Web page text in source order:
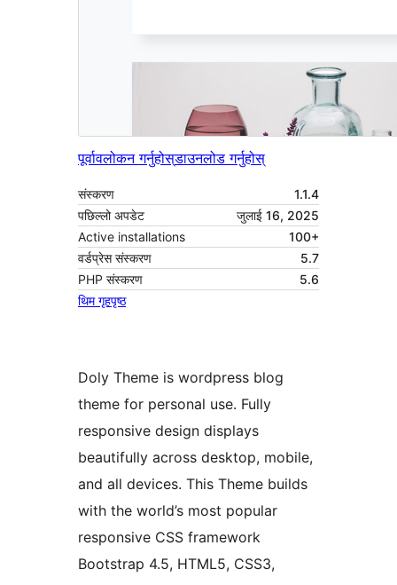
पूर्वावलोकन गर्नुहोस्डाउनलोड गर्नुहोस्
संस्करण
1.1.4
पछिल्लो अपडेट
जुलाई 16, 2025
Active installations
100+
वर्डप्रेस संस्करण
5.7
PHP संस्करण
5.6
थिम गृहपृष्ठ
Doly Theme is wordpress blog
theme for personal use. Fully
responsive design displays
beautifully across desktop, mobile,
and all devices. This Theme builds
with the world’s most popular
responsive CSS framework
Bootstrap 4.5, HTML5, CSS3,